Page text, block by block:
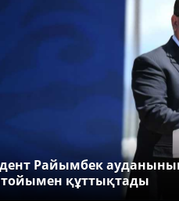
Райымбек
құттықтады